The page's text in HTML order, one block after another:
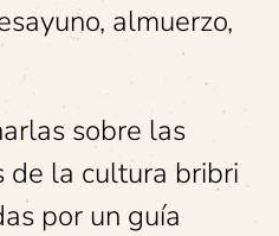
almuerzo,
sobre las
de la cultura bribri
por un guía